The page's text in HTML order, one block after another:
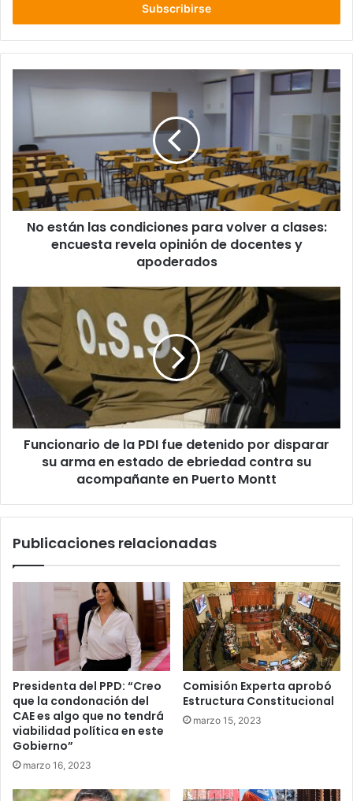
para
volver
a
clases:
encuesta
revela
apoderados
No están las condiciones para volver a clases:
encuesta revela opinión de docentes y
apoderados
Funcionario
de
PDI
detenido
por
disparar
su
arma
ebriedad
su
Funcionario de la PDI fue detenido por disparar
su arma en estado de ebriedad contra su
acompañante en Puerto Montt
Publicaciones relacionadas
Presidenta del PPD: “Creo
que la condonación del
CAE es algo que no tendrá
viabilidad política en este
Gobierno”
marzo 16, 2023
Comisión Experta aprobó
Estructura Constitucional
marzo 15, 2023